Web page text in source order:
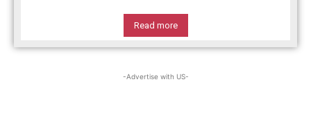
Read more
-Advertise with US-